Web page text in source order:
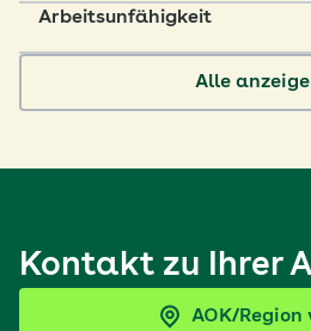
Arbeitsunfähigkeit
Alle
Kontakt zu Ihrer
AOK/Region